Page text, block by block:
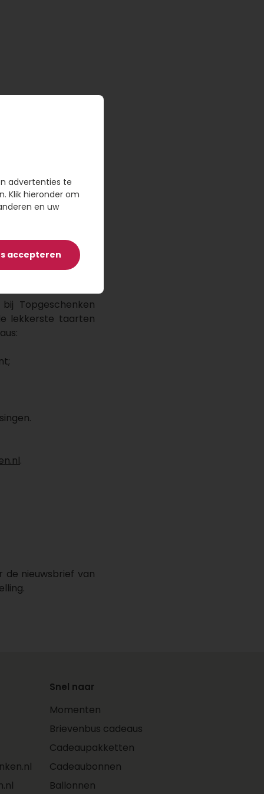
rekenen op
Topgeschenken
lekkerste taarten
.
de nieuwsbrief van
Snel naar
Momenten
Brievenbus cadeaus
Cadeaupakketten
Cadeaubonnen
Ballonnen
advertenties te
Klik hieronder om
en uw
accepteren